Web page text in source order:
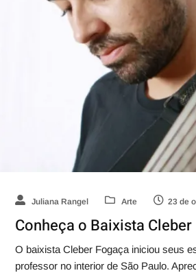
Juliana Rangel Arte 23 de
Conheça o Baixista
O baixista Cleber Fogaça iniciou seus
professor no interior de São Paulo.